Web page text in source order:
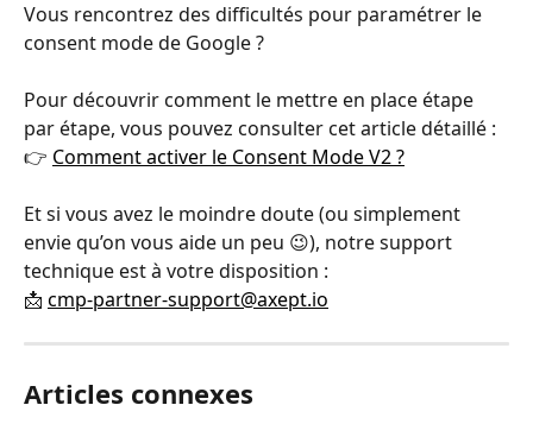
Vous rencontrez des difficultés pour paramétrer le
consent mode de Google ?
Pour découvrir comment le mettre en place étape
par étape, vous pouvez consulter cet article détaillé :
👉 Comment activer le Consent Mode V2 ?
Et si vous avez le moindre doute (ou simplement
envie qu’on vous aide un peu 😉), notre support
technique est à votre disposition :
📩 cmp-partner-support@axept.io
Articles connexes